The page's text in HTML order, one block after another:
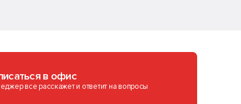
в офис
все расскажет и ответит на вопросы